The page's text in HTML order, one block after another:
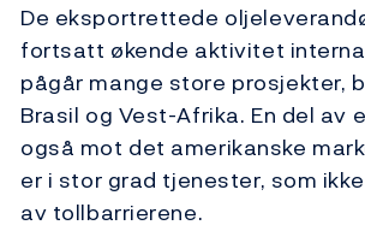
De eksportrettede
fortsatt økende aktivitet
pågår mange store prosjekter,
Brasil og Vest-Afrika. En del av
også mot det amerikanske
er i stor grad tjenester, som
av tollbarrierene.